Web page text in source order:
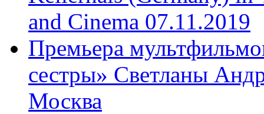
and Cinema 07.11.2019
Премьера
сестры» Светланы
Москва